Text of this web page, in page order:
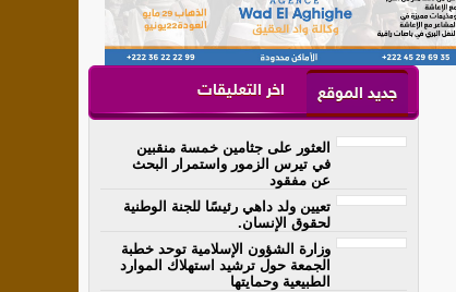
جديد الموقع اخر التعليقات
العثور على جثامين خمسة منقبين
في تيرس الزمور واستمرار البحث
عن مفقود
تعيين ولد داهي رئيسًا للجنة الوطنية
لحقوق الإنسان.
وزارة الشؤون الإسلامية توحد خطبة
الجمعة حول ترشيد استهلاك الموارد
الطبيعية وحمايتها